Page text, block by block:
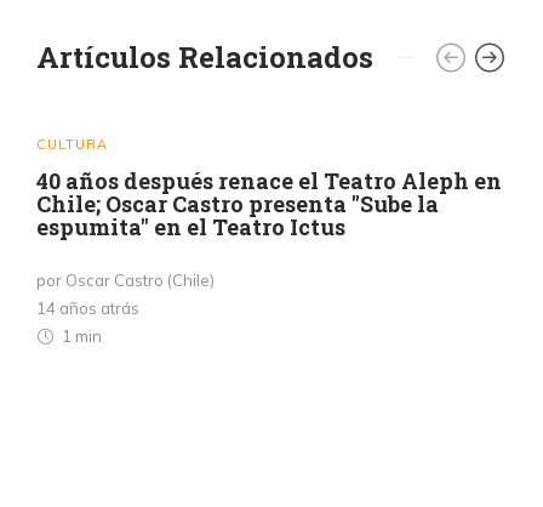
Artículos Relacionados
CULTURA
40 años después renace el Teatro Aleph en
Chile; Oscar Castro presenta "Sube la
espumita" en el Teatro Ictus
por Oscar Castro (Chile)
14 años atrás
1 min